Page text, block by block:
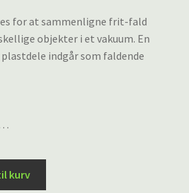
for at sammenligne frit-fald
objekter i et vakuum. En
indgår som faldende
kurv